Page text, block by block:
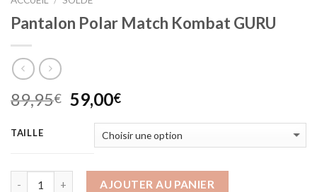
Pantalon Polar Match Kombat GURU
89,95€ Le
prix
initial
était :
89,95€.
59,00€Le
actuel
est :
59,00€.
TAILLE
AJOUTER AU PANIER